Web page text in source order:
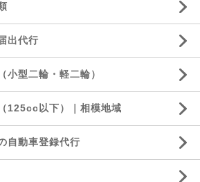
出代行
小型二輪・軽二輪）
125cc以下）｜相模地域
自動車登録代行